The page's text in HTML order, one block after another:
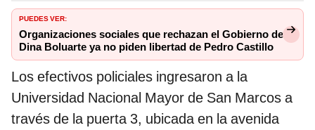
PUEDES VER:
Organizaciones sociales que rechazan el Gobierno de
Dina Boluarte ya no piden libertad de Pedro Castillo
Los efectivos policiales ingresaron a la
Universidad Nacional Mayor de San Marcos a
través de la puerta 3, ubicada en la avenida